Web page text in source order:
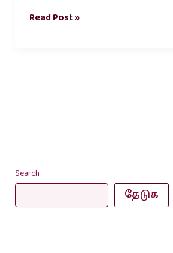
Read Post »
Search
தேடுக